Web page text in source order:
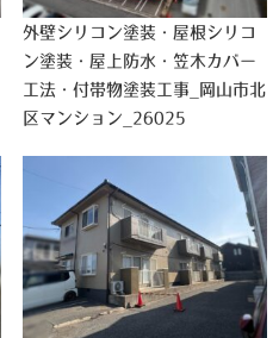
外壁シリコン塗装・屋根シリコ
ン塗装・屋上防水・笠木カバー
工法・付帯物塗装工事_岡山市北
区マンション_26025